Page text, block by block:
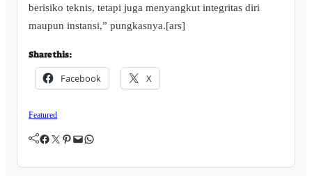
berisiko teknis, tetapi juga menyangkut integritas diri
maupun instansi,” pungkasnya.[ars]
Share this:
Facebook X
Featured
Facebook Twitter Pinterest Mail WhatsApp